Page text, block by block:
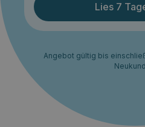
Lies 7
Angebot gültig bis